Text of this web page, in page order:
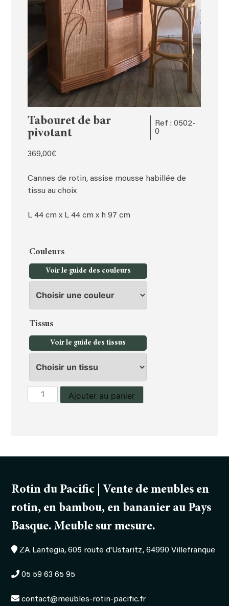
Tabouret de bar
pivotant
Ref : 0502-
0
369,00€
Cannes de rotin, assise mousse habillée de
tissu au choix
L 44 cm x L 44 cm x h 97 cm
Couleurs
Voir le guide des couleurs
Tissus
Voir le guide des tissus
quantité
de
Ajouter au panier
Rotin du Pacific | Vente de meubles en
rotin, en bambou, en bananier au Pays
Basque. Meuble sur mesure.
ZA Lantegia, 605 route d'Ustaritz, 64990 Villefranque
05 59 63 65 95
contact@meubles-rotin-pacific.fr